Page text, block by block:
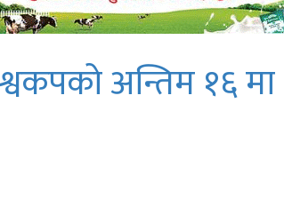
अन्तिम १६ मा